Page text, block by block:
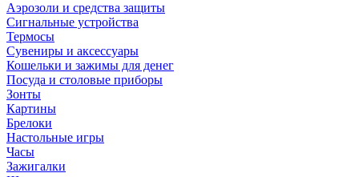
Аэрозоли и средства защиты
Сигнальные устройства
Термосы
Сувениры и аксессуары
Кошельки и зажимы для денег
Посуда и столовые приборы
Зонты
Картины
Брелоки
Настольные игры
Часы
Зажигалки